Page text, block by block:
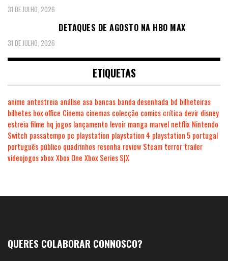
31 DE JULHO, 2026
DETAQUES DE AGOSTO NA HBO MAX
31 DE JULHO, 2026
ETIQUETAS
anime antestreia análise asa bancas banda desenhada bd bilheteiras
bilhetes box office Cinema cinemas colecção comics crítica devir disney
estreia filme hq jogos lançamento levoir manga marvel netflix Nintendo
Switch passatempo pc playstation playstation 4 playstation 5 portugal
português público quadrinhos resenha review Steam terror trailer
videojogosxboxXbox One Xbox Series S|X
QUERES COLABORAR CONNOSCO?